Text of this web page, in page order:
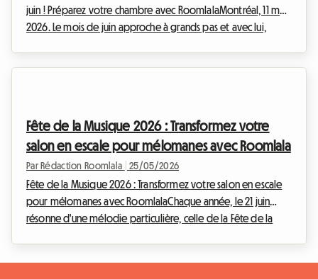
juin ! Préparez votre chambre avec RoomlalaMontréal, 11 mai
2026. Le mois de juin approche à grands pas et avec lui,
payants, attireront des milliers de visiteu...
Fête de la Musique 2026 : Transformez votre
salon en escale pour mélomanes avec Roomlala
Par Rédaction Roomlala 25/05/2026
Fête de la Musique 2026 : Transformez votre salon en escale
pour mélomanes avec RoomlalaChaque année, le 21 juin
résonne d'une mélodie particulière, celle de la Fête de la